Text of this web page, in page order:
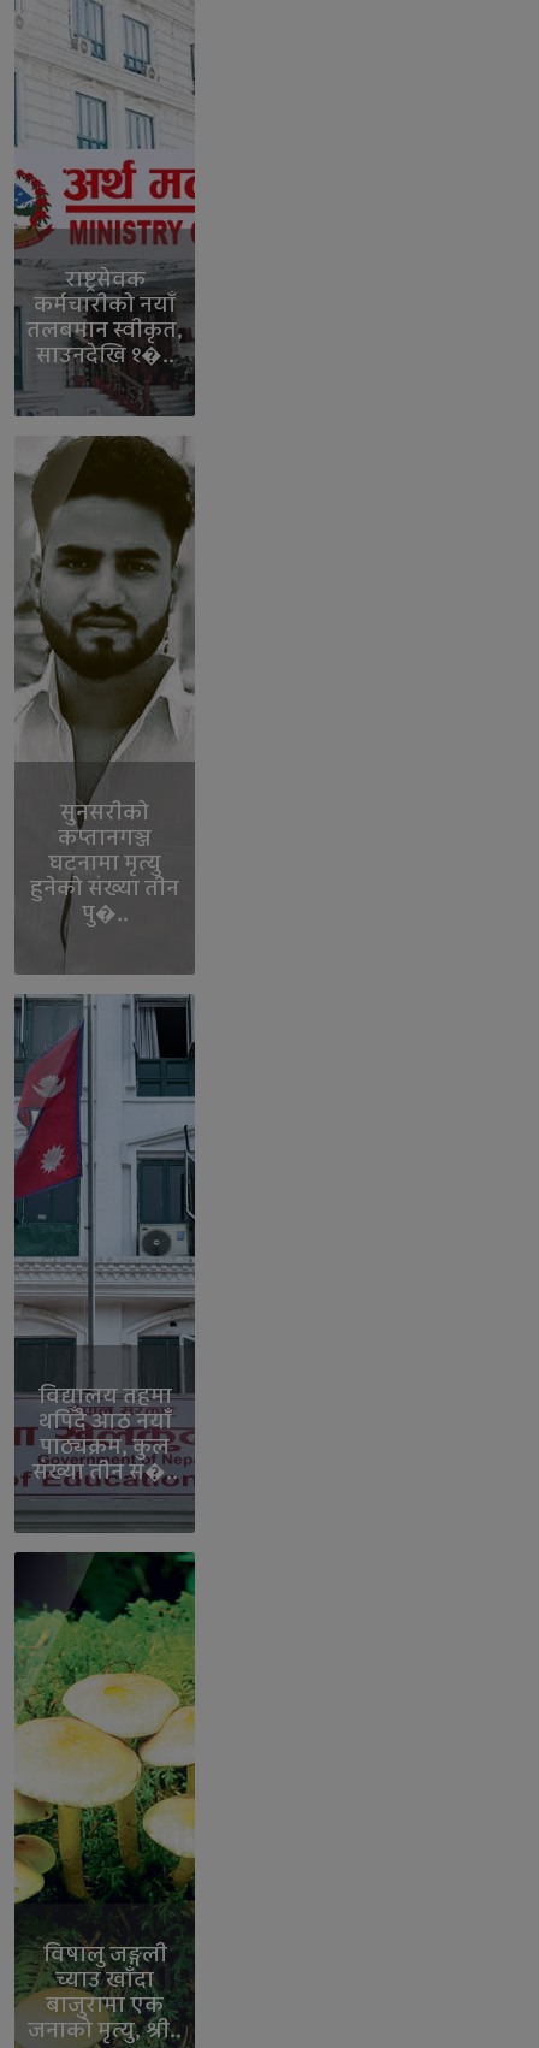
राष्ट्रसेवक
कर्मचारीको नयाँ
तलबमान स्वीकृत,
साउनदेखि १�..
सुनसरीको
कप्तानगञ्ज
घटनामा मृत्यु
हुनेको संख्या तीन
पु�..
विद्यालय तहमा
थपिँदै आठ नयाँ
पाठ्यक्रम, कुल
संख्या तीन स�..
विषालु जङ्गली
च्याउ खाँदा
बाजुरामा एक
जनाको मृत्यु, श्री..